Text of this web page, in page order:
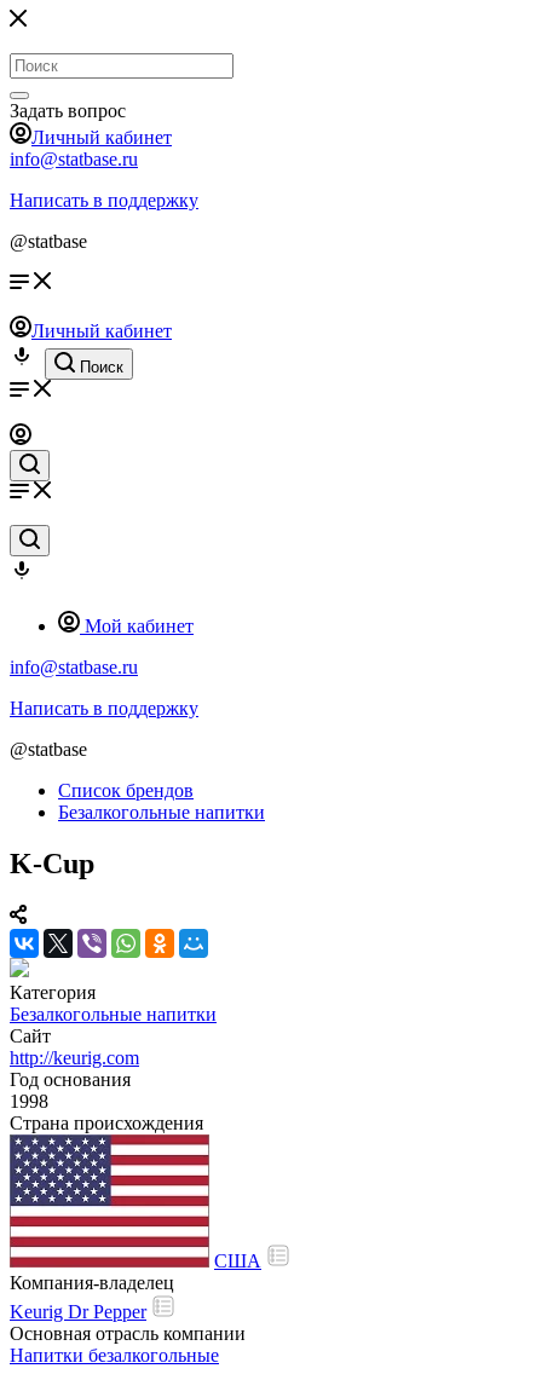
Задать вопрос
Личный кабинет
info@statbase.ru
Написать в поддержку
@statbase
Личный кабинет
Поиск
Мой кабинет
info@statbase.ru
Написать в поддержку
@statbase
Список брендов
Безалкогольные напитки
K-Cup
Категория
Безалкогольные напитки
Сайт
http://keurig.com
Год основания
1998
Страна происхождения
США
Компания-владелец
Keurig Dr Pepper
Основная отрасль компании
Напитки безалкогольные